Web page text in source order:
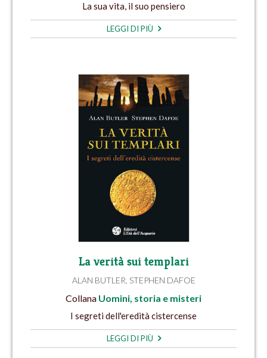
La sua vita, il suo pensiero
LEGGI DI PIÙ
La verità sui templari
ALAN BUTLER STEPHEN DAFOE
Collana Uomini, storia e misteri
I segreti dell'eredità cistercense
LEGGI DI PIÙ